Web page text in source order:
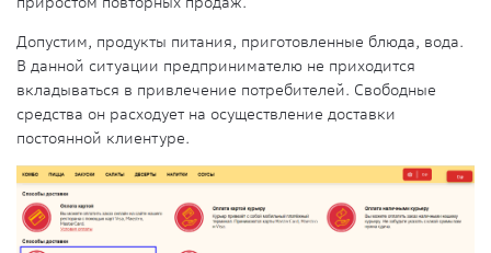
Допустим, продукты питания, приготовленные блюда, вода.
В данной ситуации предпринимателю не приходится
вкладываться в привлечение потребителей. Свободные
средства он расходует на осуществление доставки
постоянной клиентуре.